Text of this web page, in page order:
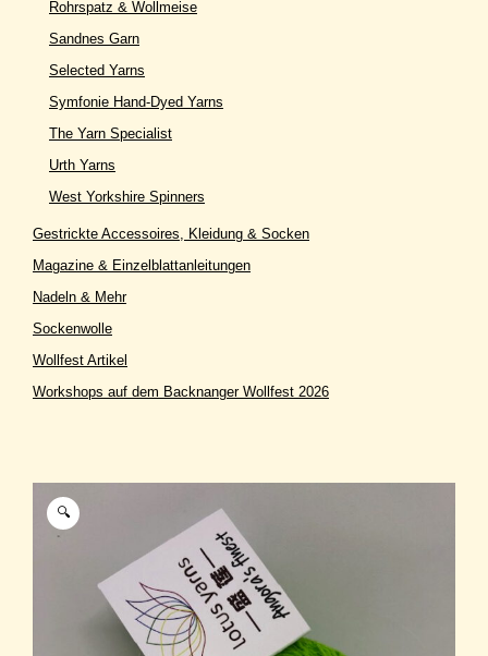
🔍
Rohrspatz & Wollmeise
Sandnes Garn
Selected Yarns
Symfonie Hand-Dyed Yarns
The Yarn Specialist
Urth Yarns
West Yorkshire Spinners
Gestrickte Accessoires, Kleidung & Socken
Magazine & Einzelblattanleitungen
Nadeln & Mehr
Sockenwolle
Wollfest Artikel
Workshops auf dem Backnanger Wollfest 2026